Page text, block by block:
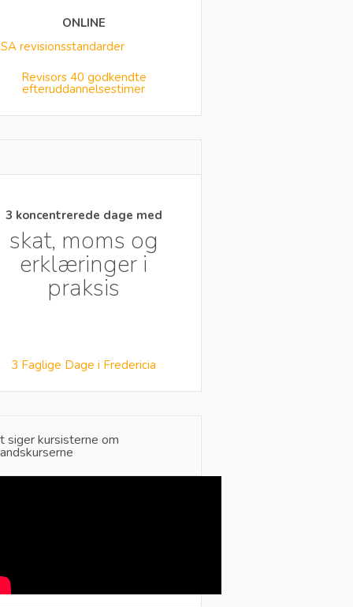
ONLINE
Revisors 40 godkendte
efteruddannelsestimer
3 koncentrerede dage med
skat, moms og
erklæringer i
praksis
3 Faglige Dage i Fredericia
siger kursisterne om